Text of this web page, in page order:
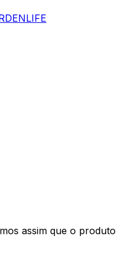
assim que o produto